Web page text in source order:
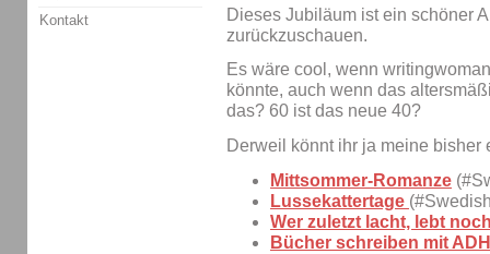
Dieses Jubiläum ist ein schöner
zurückzuschauen.
Es wäre cool, wenn
könnte, auch wenn das
das? 60 ist das neue 40?
Derweil könnt ihr ja meine bisher
Mittsommer-Romanze
Lussekattertage
Wer zuletzt lacht, lebt
Bücher schreiben mit
Kontakt